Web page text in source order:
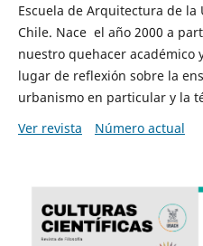
Escuela de Arquitectura de
Chile. Nace el año 2000 a
nuestro quehacer
lugar de reflexión sobre la
urbanismo en particular y la
Ver revista
Número actual